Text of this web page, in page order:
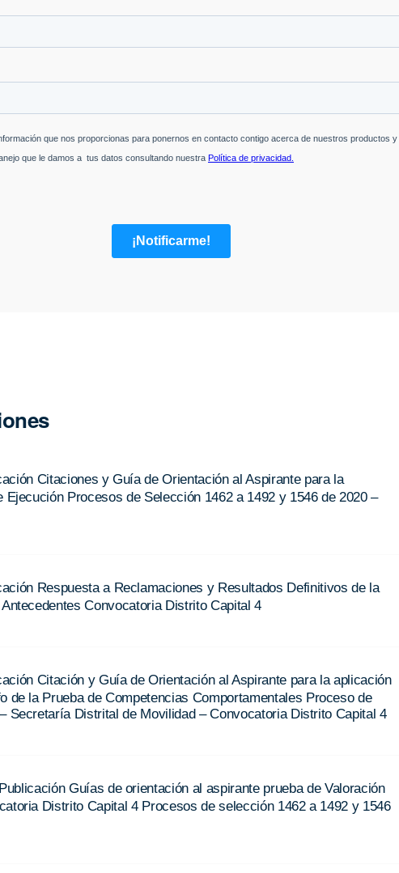
Citaciones y Guía de Orientación al Aspirante para la
Ejecución Procesos de Selección 1462 a 1492 y 1546 de 2020 –
Respuesta a Reclamaciones y Resultados Definitivos de la
Convocatoria Distrito Capital 4
Citación y Guía de Orientación al Aspirante para la aplicación
de la Prueba de Competencias Comportamentales Proceso de
Secretaría Distrital de Movilidad – Convocatoria Distrito Capital 4
Guías de orientación al aspirante prueba de Valoración
Distrito Capital 4 Procesos de selección 1462 a 1492 y 1546